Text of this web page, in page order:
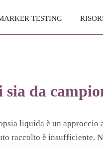
TESTING
da
liquida è un
raccolto è insufficiente.